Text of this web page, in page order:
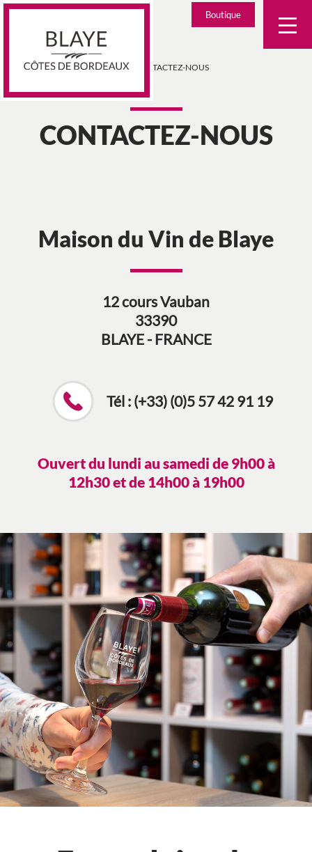
Skip
Boutique
> CONTACTEZ-NOUS
CONTACTEZ-NOUS
Maison du Vin de Blaye
12 cours Vauban
33390
BLAYE - FRANCE
Tél : (+33) (0)5 57 42 91 19
Ouvert du lundi au samedi de 9h00 à
12h30 et de 14h00 à 19h00